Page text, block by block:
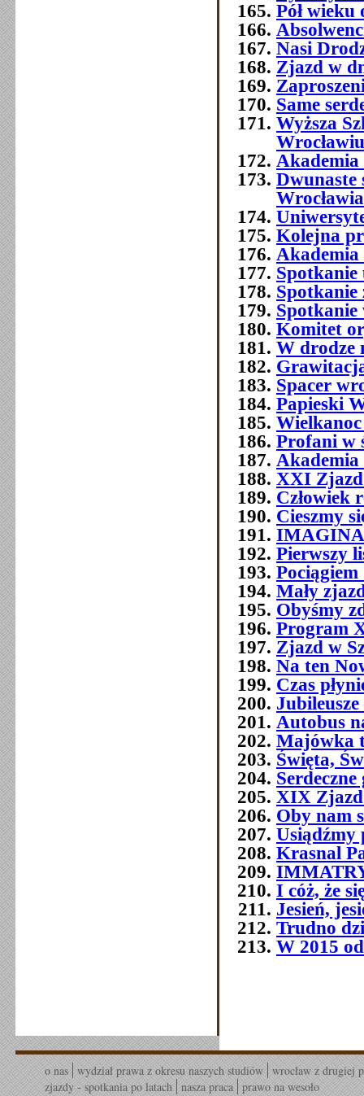
Pół
Nasi
Zjazd w
Same
Wyższa
Wrocławiu
Dwunaste
Wrocławia
Kolejna
Akademia
Spotkanie
Spotkanie
Spotkanie
Komitet
W drodze
Spacer
Papieski
Profani w
XXI
Człowiek
Cieszmy
Pierwszy
Mały
Obyśmy
Program
Zjazd w
Na ten
Czas
Autobus
Majówka
Święta,
XIX
Oby nam
Usiądźmy
Krasnal
I cóż, że
Jesień,
Trudno
W 2015
o nas wydział prawa z okresu naszych studiów wrocław z drugiej
zjazdy - spotkania po latach nasza praca prawo na wesoło